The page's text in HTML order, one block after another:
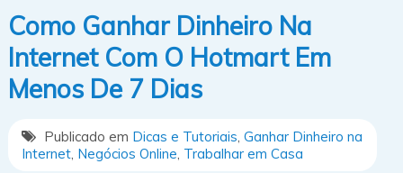
Como Ganhar Dinheiro Na
Internet Com O Hotmart Em
Menos De 7 Dias
Publicado em Dicas e Tutoriais Ganhar Dinheiro na
Internet, Negócios Online Trabalhar em Casa